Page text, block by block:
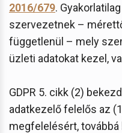
2016/679.
szervezetnek –
függetlenül – mely
üzleti adatokat kezel,
GDPR 5. cikk (2)
adatkezelő felelős az
megfelelésért,